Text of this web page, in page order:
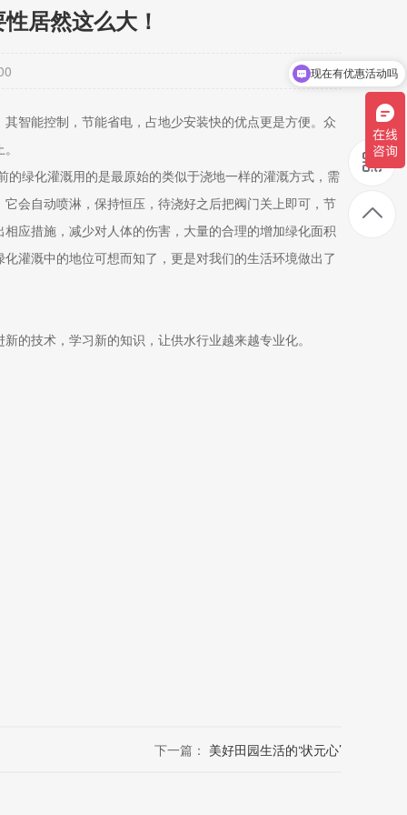
居然这么大！
能控制，节能省电，占地少安装快的优点更是方便。众
绿化灌溉用的是最原始的类似于浇地一样的灌溉方式，需
会自动喷淋，保持恒压，待浇好之后把阀门关上即可，节
应措施，减少对人体的伤害，大量的合理的增加绿化面积
灌溉中的地位可想而知了，更是对我们的生活环境做出了
技术，学习新的知识，让供水行业越来越专业化。
下一篇： 美好田园生活的‘状元心’
现在有优惠活动吗